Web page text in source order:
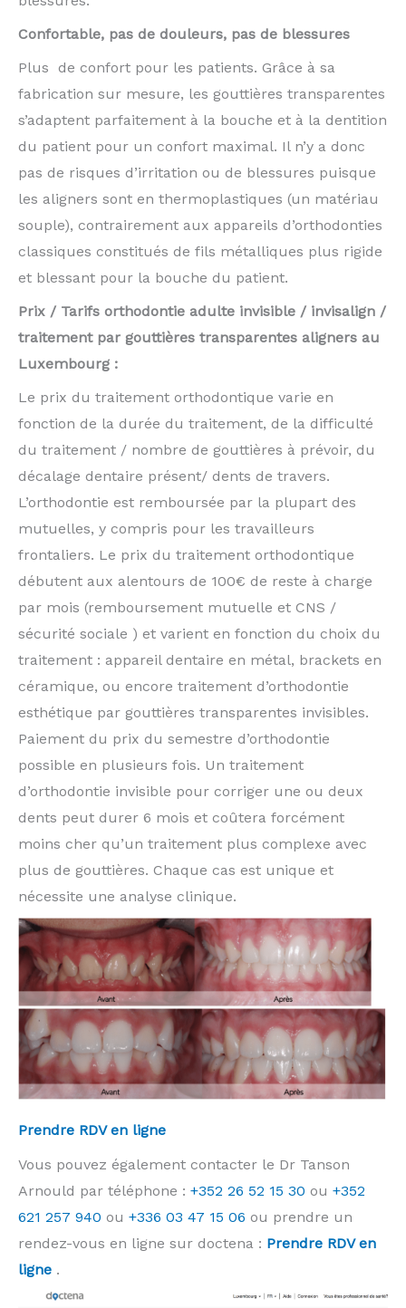
Confortable, pas de douleurs, pas de blessures
Plus de confort pour les patients. Grâce à sa
fabrication sur mesure, les gouttières transparentes
s’adaptent parfaitement à la bouche et à la dentition
du patient pour un confort maximal. Il n’y a donc
pas de risques d’irritation ou de blessures puisque
les aligners sont en thermoplastiques (un matériau
souple), contrairement aux appareils d’orthodonties
classiques constitués de fils métalliques plus rigide
et blessant pour la bouche du patient.
Prix / Tarifs orthodontie adulte invisible / invisalign /
traitement par gouttières transparentes aligners au
Luxembourg :
Le prix du traitement orthodontique varie en
fonction de la durée du traitement, de la difficulté
du traitement / nombre de gouttières à prévoir, du
décalage dentaire présent/ dents de travers.
L’orthodontie est remboursée par la plupart des
mutuelles, y compris pour les travailleurs
frontaliers. Le prix du traitement orthodontique
débutent aux alentours de 100€ de reste à charge
par mois (remboursement mutuelle et CNS /
sécurité sociale ) et varient en fonction du choix du
traitement : appareil dentaire en métal, brackets en
céramique, ou encore traitement d’orthodontie
esthétique par gouttières transparentes invisibles.
Paiement du prix du semestre d’orthodontie
possible en plusieurs fois. Un traitement
d’orthodontie invisible pour corriger une ou deux
dents peut durer 6 mois et coûtera forcément
moins cher qu’un traitement plus complexe avec
plus de gouttières. Chaque cas est unique et
nécessite une analyse clinique.
Prendre RDV en ligne
Vous pouvez également contacter le Dr Tanson
Arnould par téléphone : +352 26 52 15 30 ou +352
621 257 940 ou +336 03 47 15 06 ou prendre un
rendez-vous en ligne sur doctena : Prendre RDV en
ligne .